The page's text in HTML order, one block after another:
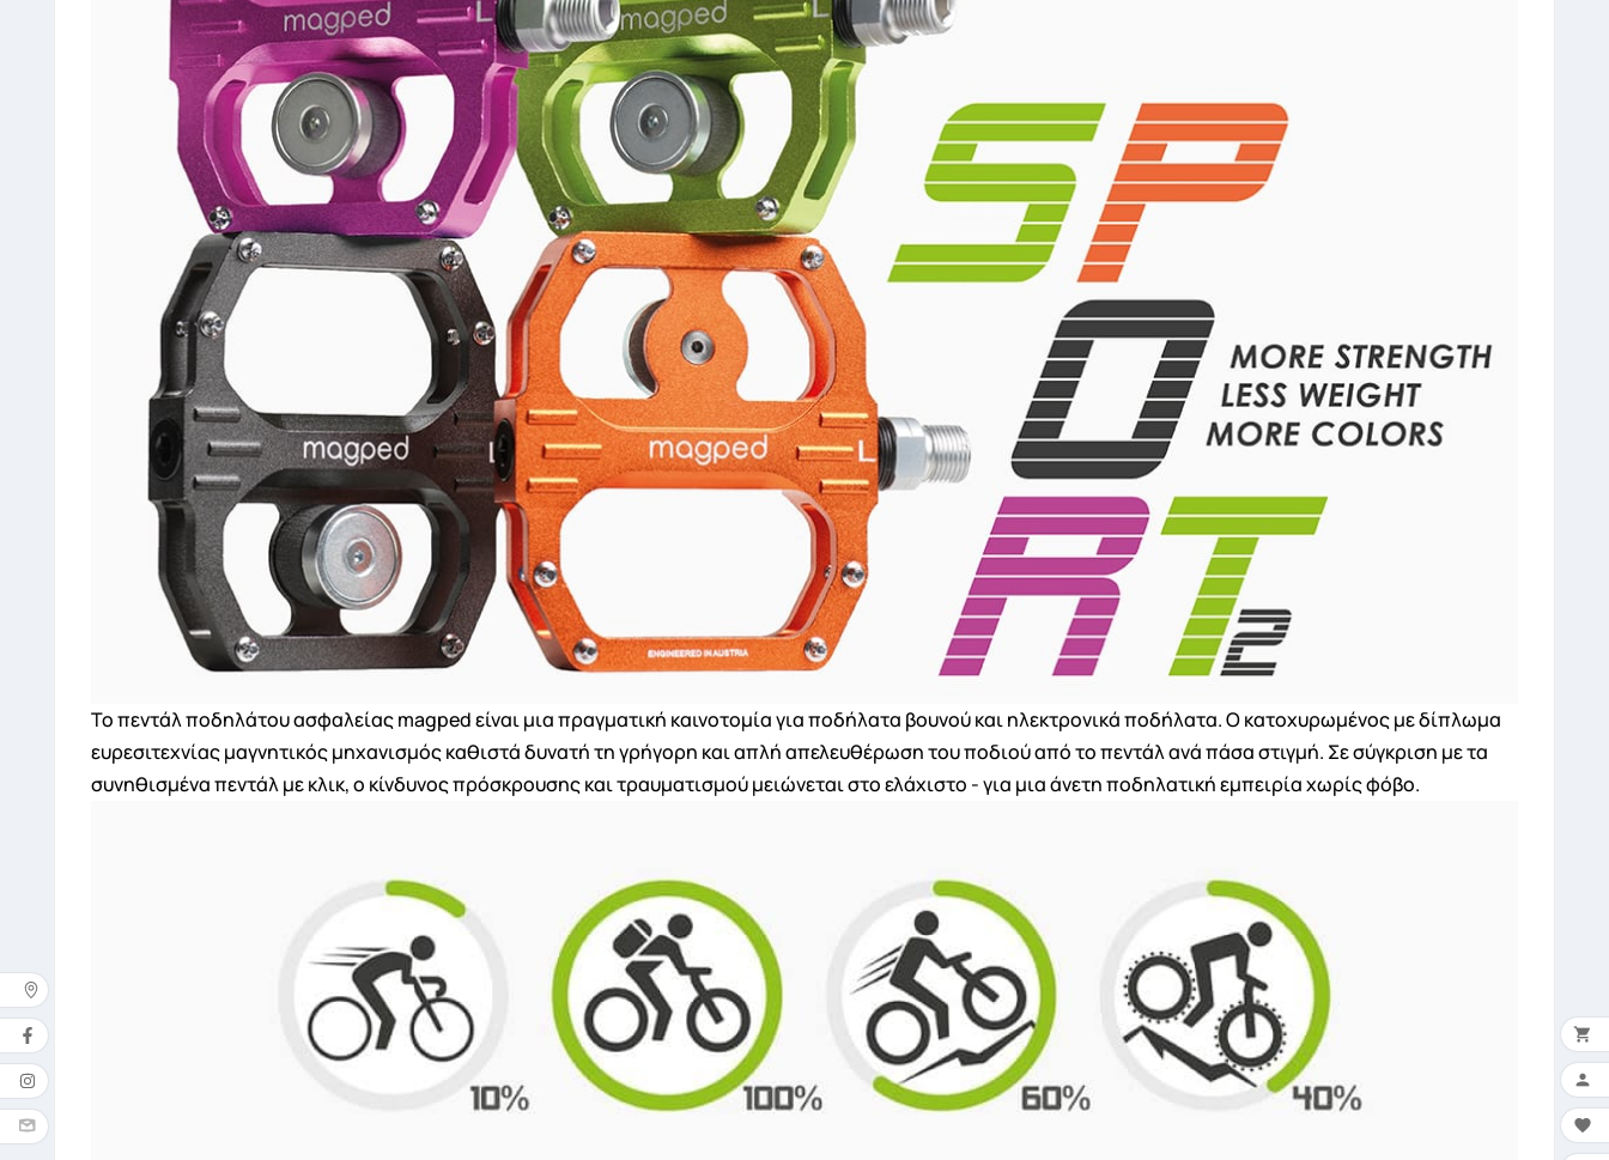
Το πεντάλ ποδηλάτου ασφαλείας magped είναι μια πραγματική καινοτομία για ποδήλατα βουνού και ηλεκτρονικά ποδήλατα. Ο κατοχυρωμένος με δίπλωμα
ευρεσιτεχνίας μαγνητικός μηχανισμός καθιστά δυνατή τη γρήγορη και απλή απελευθέρωση του ποδιού από το πεντάλ ανά πάσα στιγμή. Σε σύγκριση με τα
συνηθισμένα πεντάλ με κλικ, ο κίνδυνος πρόσκρουσης και τραυματισμού μειώνεται στο ελάχιστο - για μια άνετη ποδηλατική εμπειρία χωρίς φόβο.
Δημιουργία λίστα επιθυμητών
Όνομα Λίστα επιθυμιτών


Ο
